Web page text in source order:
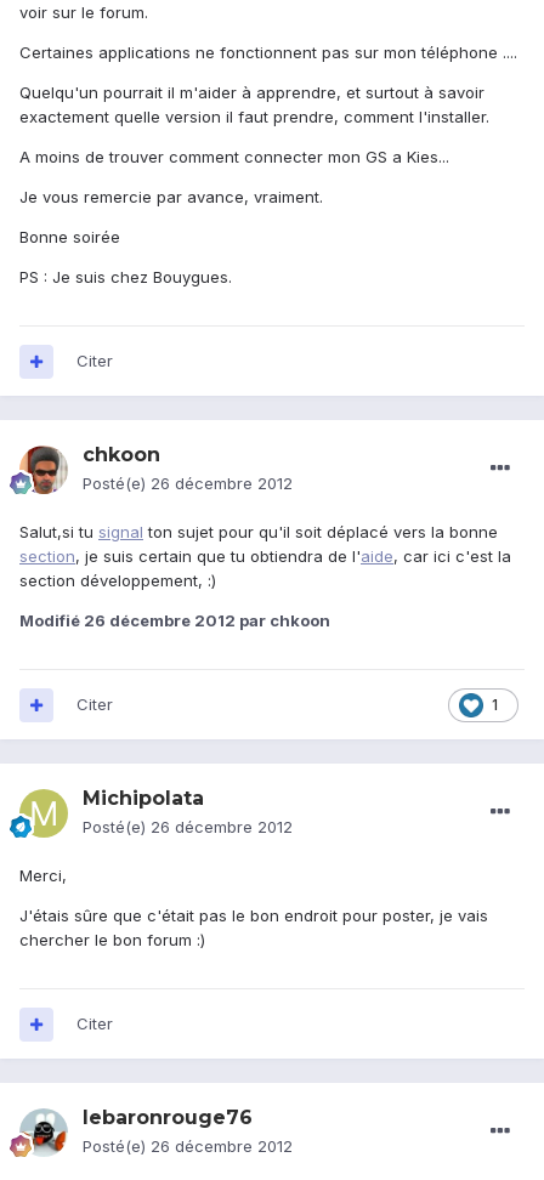
voir sur le forum.
Certaines applications ne fonctionnent pas sur mon téléphone ....
Quelqu'un pourrait il m'aider à apprendre, et surtout à savoir
exactement quelle version il faut prendre, comment l'installer.
A moins de trouver comment connecter mon GS a Kies...
Je vous remercie par avance, vraiment.
Bonne soirée
PS : Je suis chez Bouygues.
Citer
chkoon
Posté(e) 26 décembre 2012
Salut,si tu signal ton sujet pour qu'il soit déplacé vers la bonne
section, je suis certain que tu obtiendra de l'aide, car ici c'est la
section développement, :)
Modifié 26 décembre 2012 par chkoon
1
Citer
Michipolata
Posté(e) 26 décembre 2012
Merci,
J'étais sûre que c'était pas le bon endroit pour poster, je vais
chercher le bon forum :)
Citer
lebaronrouge76
Posté(e) 26 décembre 2012